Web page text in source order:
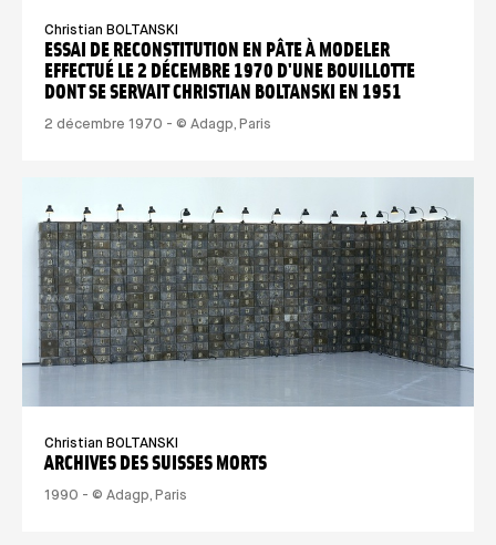
ESSAI DE RECONSTITUTION EN PÂTE À MODELER
EFFECTUÉ LE 2 DÉCEMBRE 1970 D'UNE BOUILLOTTE
DONT SE SERVAIT CHRISTIAN BOLTANSKI EN 1951
Christian BOLTANSKI
2 décembre 1970 - © Adagp, Paris
ARCHIVES DES SUISSES MORTS
Christian BOLTANSKI
1990 - © Adagp, Paris